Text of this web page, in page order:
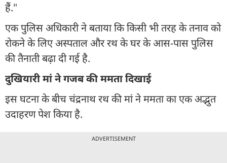
हैं."
एक पुलिस अधिकारी ने बताया कि किसी भी तरह के तनाव को
रोकने के लिए अस्पताल और रथ के घर के आस-पास पुलिस
की तैनाती बढ़ा दी गई है.
दुखियारी मां ने गजब की ममता दिखाई
इस घटना के बीच चंद्रनाथ रथ की मां ने ममता का एक अद्भुत
उदाहरण पेश किया है.
ADVERTISEMENT